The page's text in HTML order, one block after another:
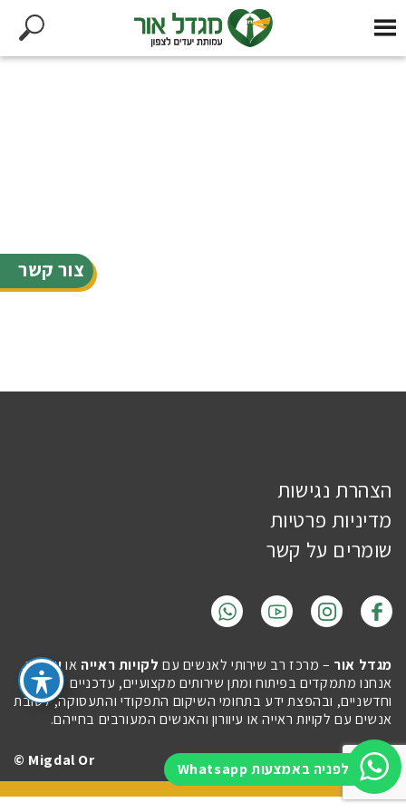
צור קשר
לפניה באמצעות Whatsapp
הצהרת נגישות
מדיניות פרטיות
שומרים על קשר
מגדל אור – מרכז רב שירותי לאנשים עם לקויות ראייה אועיוורון.
אנחנו מתמקדים בפיתוח ומתן שירותים מקצועיים, עדכניים
וחדשניים, ובהפצת ידע בתחומי השיקום התפקודי והתעסוקה, לטובת
אנשים עם לקויות ראייה או עיוורון והאנשים המעורבים בחייהם.
Imaginet
Migdal Or ©